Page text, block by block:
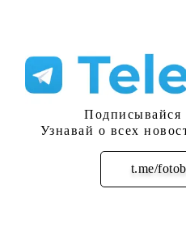
Подписывайся
Узнавай о всех
t.me/